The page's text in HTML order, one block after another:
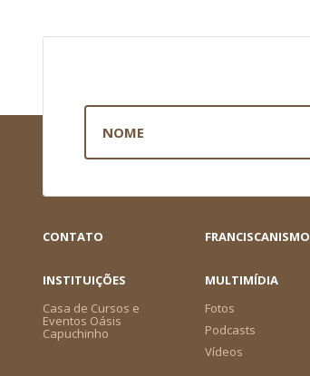
CONTATO FRANCISCANISMO
INSTITUIÇÕES
Casa de Cursos e
Eventos Oásis
Capuchinho
MULTIMÍDIA
Fotos
Podcasts
Vídeos